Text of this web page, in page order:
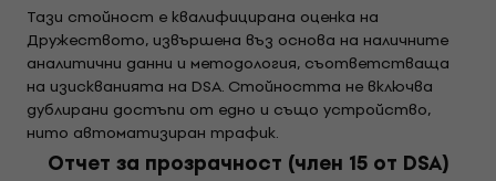
Тази стойност е квалифицирана оценка на
Дружеството, извършена въз основа на наличните
аналитични данни и методология, съответстваща
на изискванията на DSA. Стойността не включва
дублирани достъпи от едно и също устройство,
нито автоматизиран трафик.
Отчет за прозрачност (член 15 от DSA)